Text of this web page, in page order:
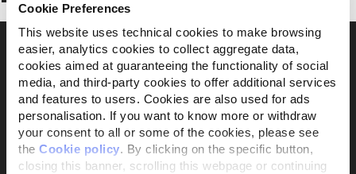
Cookie Preferences
This website uses technical cookies to make browsing
easier, analytics cookies to collect aggregate data,
cookies aimed at guaranteeing the functionality of social
media, and third-party cookies to offer additional services
and features to users. Cookies are also used for ads
personalisation. If you want to know more or withdraw
your consent to all or some of the cookies, please see
the Cookie policy. By clicking on the specific button,
closing this banner, scrolling this webpage or continuing
Il brand attivista 100% di proprietà della
Fondazione Capellino
Almo Nature Benefit S.p.A.